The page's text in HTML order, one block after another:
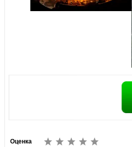
Оценка